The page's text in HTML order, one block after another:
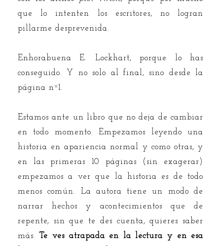
que lo intenten los escritores, no logran
pillarme desprevenida.
Enhorabuena E. Lockhart, porque lo has
conseguido. Y no solo al final, sino desde la
página nº1.
Estamos ante un libro que no deja de cambiar
en todo momento. Empezamos leyendo una
historia en apariencia normal y como otras, y
en las primeras 10 páginas (sin exagerar)
empezamos a ver que la historia es de todo
menos común. La autora tiene un modo de
narrar hechos y acontecimientos que de
repente, sin que te des cuenta, quieres saber
más.Te ves atrapada en la lectura y en esa